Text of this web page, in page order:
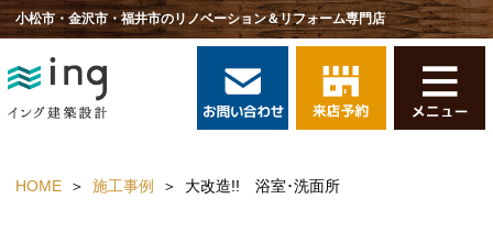
小松市・金沢市・福井市のリノベーション＆リフォーム専門店
HOME 施工事例 大改造!! 浴室･洗面所